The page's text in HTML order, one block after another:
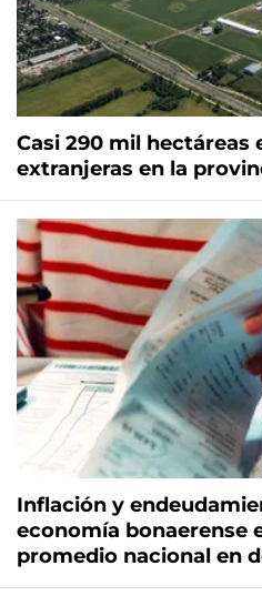
Casi 290 mil hectáreas
extranjeras en la
Inflación y
economía bonaerense
promedio nacional en